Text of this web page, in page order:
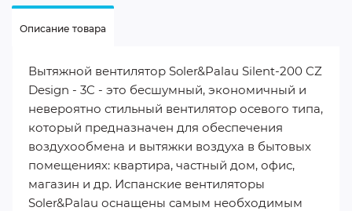
Описание товара
Вытяжной вентилятор Soler&Palau Silent-200 CZ
Design - 3C - это бесшумный, экономичный и
невероятно стильный вентилятор осевого типа,
который предназначен для обеспечения
воздухообмена и вытяжки воздуха в бытовых
помещениях: квартира, частный дом, офис,
магазин и др. Испанские вентиляторы
Soler&Palau оснащены самым необходимым